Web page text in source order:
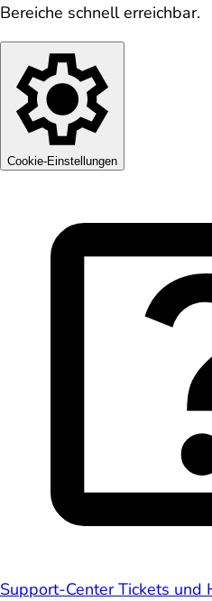
Bereiche schnell erreichbar.
Cookie-Einstellungen
Support-Center Tickets und